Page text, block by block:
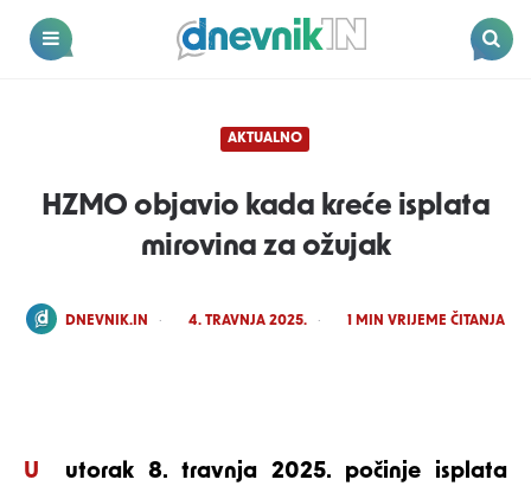
Dnevnik.in
AKTUALNO
HZMO objavio kada kreće isplata
mirovina za ožujak
POSTED
DNEVNIK.IN 4. TRAVNJA 2025. 1 MIN VRIJEME ČITANJA
U utorak 8. travnja 2025. počinje isplata